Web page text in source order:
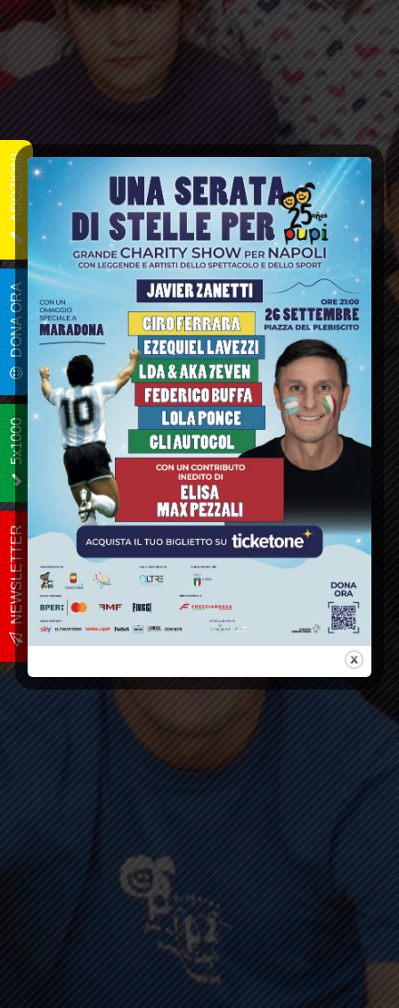
NEWS
NEWSLETTER
5x1000
DONA ORA
ADOZIONI